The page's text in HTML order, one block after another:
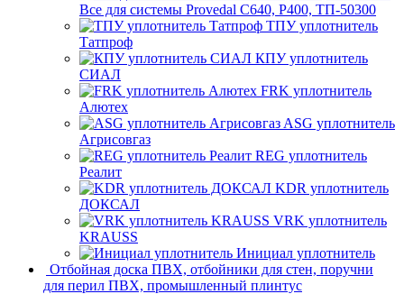
Все для системы Provedal С640, Р400, ТП-50300
ТПУ уплотнитель
Татпроф
КПУ уплотнитель
СИАЛ
FRK уплотнитель
Алютех
ASG уплотнитель
Агрисовгаз
REG уплотнитель
Реалит
KDR уплотнитель
ДОКСАЛ
VRK уплотнитель
KRAUSS
Инициал уплотнитель
Отбойная доска ПВХ, отбойники для стен, поручни
для перил ПВХ, промышленный плинтус